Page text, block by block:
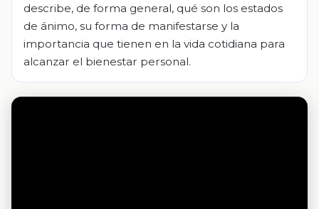
describe, de forma general, qué son los estados
de ánimo, su forma de manifestarse y la
importancia que tienen en la vida cotidiana para
alcanzar el bienestar personal.